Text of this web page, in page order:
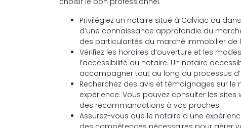
Privilégiez un notaire situé à Calviac ou
d’une connaissance approfondie du
des particularités du marché immobilier
Vérifiez les horaires d’ouverture et les
l’accessibilité du notaire. Un notaire
accompagner tout au long du processus
Recherchez des avis et témoignages sur
expérience. Vous pouvez consulter les
des recommandations à vos proches.
Assurez-vous que le notaire a une